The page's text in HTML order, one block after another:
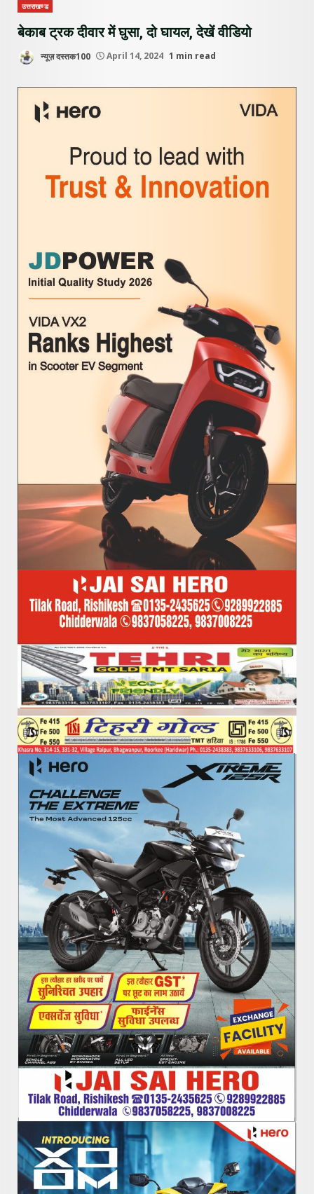
उत्तराखण्ड
बेकाब ट्रक दीवार में घुसा, दो घायल, देखें वीडियो
न्यूज़ दस्तक100 April 14, 2024 1 min read